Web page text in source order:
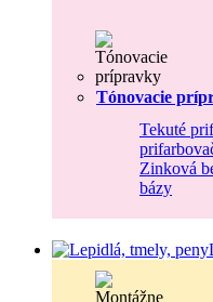
Tónovacie
Tekuté
Zinková
bázy